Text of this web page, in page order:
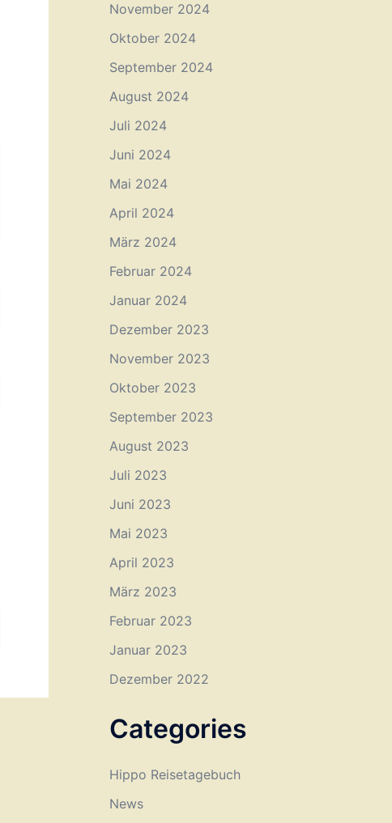
November 2024
Oktober 2024
September 2024
August 2024
Juli 2024
Juni 2024
Mai 2024
April 2024
März 2024
Februar 2024
Januar 2024
Dezember 2023
November 2023
Oktober 2023
September 2023
August 2023
Juli 2023
Juni 2023
Mai 2023
April 2023
März 2023
Februar 2023
Januar 2023
Dezember 2022
Categories
Hippo Reisetagebuch
News